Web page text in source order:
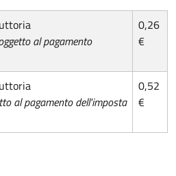
al pagamento
0,26
€
al pagamento dell'imposta
0,52
€